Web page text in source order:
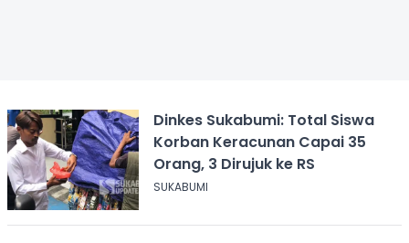
Dinkes Sukabumi: Total Siswa
Korban Keracunan Capai 35
Orang, 3 Dirujuk ke RS
SUKABUMI